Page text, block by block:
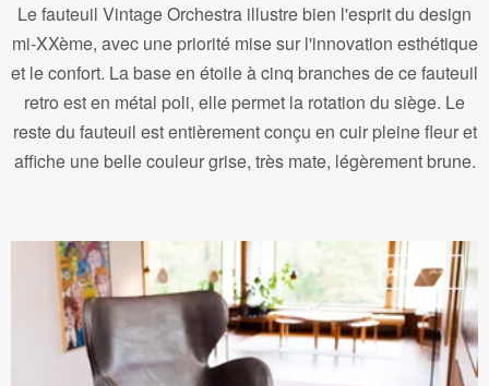
Le fauteuil Vintage Orchestra illustre bien l'esprit du design
mi-XXème, avec une priorité mise sur l'innovation esthétique
et le confort. La base en étoile à cinq branches de ce fauteuil
retro est en métal poli, elle permet la rotation du siège. Le
reste du fauteuil est entièrement conçu en cuir pleine fleur et
affiche une belle couleur grise, très mate, légèrement brune.